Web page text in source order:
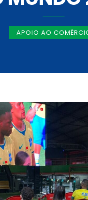
APOIO AO